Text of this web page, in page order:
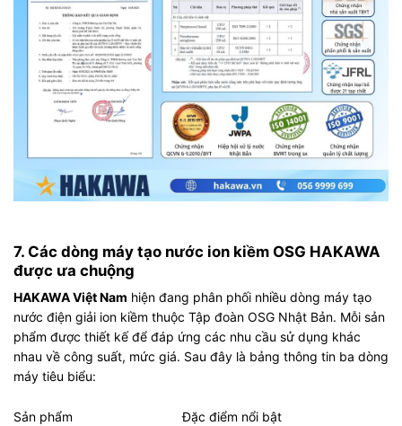
7. Các dòng máy tạo nước ion kiềm OSG HAKAWA
được ưa chuộng
HAKAWA Việt Nam hiện đang phân phối nhiều dòng máy tạo
nước điện giải ion kiềm thuộc Tập đoàn OSG Nhật Bản. Mỗi sản
phẩm được thiết kế để đáp ứng các nhu cầu sử dụng khác
nhau về công suất, mức giá. Sau đây là bảng thông tin ba dòng
máy tiêu biểu:
Sản phẩm Đặc điểm nổi bật